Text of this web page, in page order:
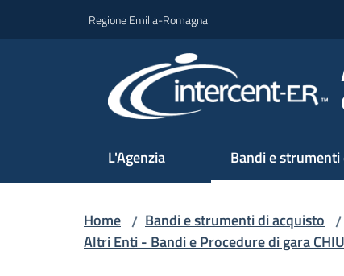
Regione Emilia-Romagna
L'Agenzia Bandi e
Home / Bandi e strumenti di acquisto /
Altri Enti - Bandi e Procedure di gara